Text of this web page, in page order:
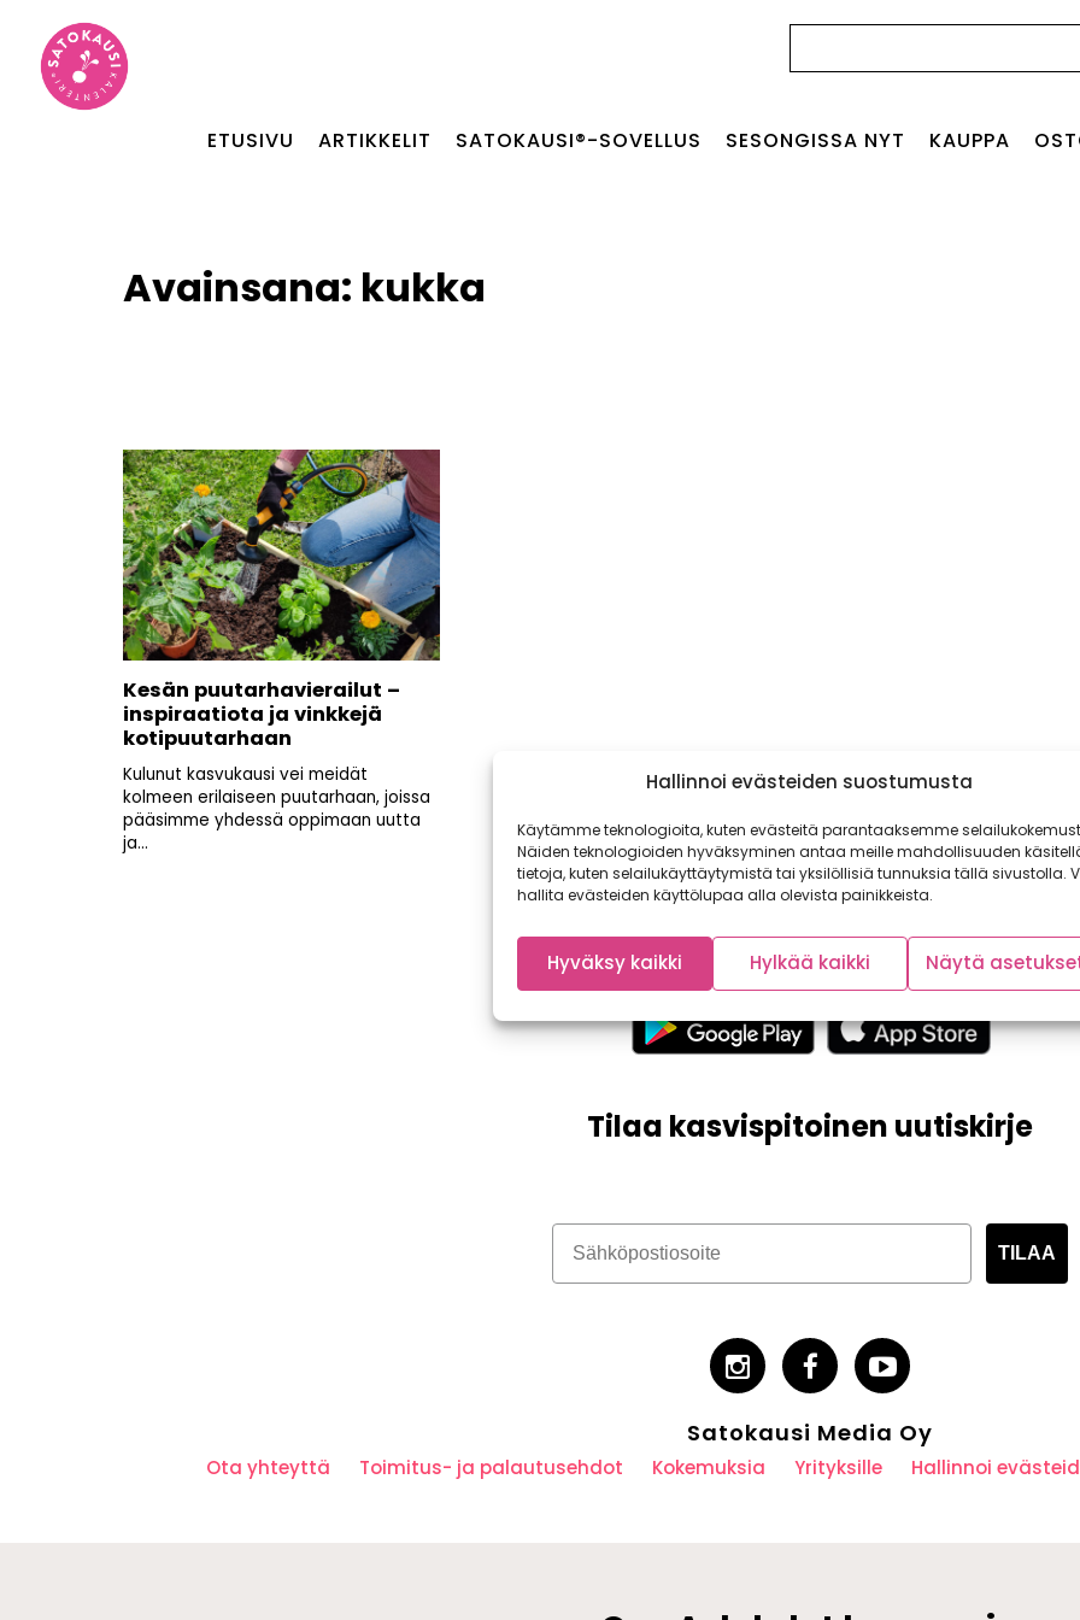
Hallinnoi evästeiden suostumusta
Käytämme teknologioita, kuten evästeitä parantaaksemme
Näiden teknologioiden hyväksyminen antaa meille mahdollisuuden
tietoja, kuten selailukäyttäytymistä tai yksilöllisiä tunnuksia tällä sivustolla.
hallita evästeiden käyttölupaa alla olevista painikkeista.
Hyväksy kaikki Hylkää kaikki Näytä
ETUSIVU ARTIKKELIT SATOKAUSI®-SOVELLUS SESONGISSA NYT KAUPPA
Avainsana: kukka
Kesän puutarhavierailut –
inspiraatiota ja vinkkejä
kotipuutarhaan
Kulunut kasvukausi vei meidät
kolmeen erilaiseen puutarhaan, joissa
pääsimme yhdessä oppimaan uutta
ja...
Tilaa kasvispitoinen uutiskirje
TILAA
Satokausi Media Oy
Ota yhteyttä Toimitus- ja palautusehdot Kokemuksia Yrityksille Hallinnoi